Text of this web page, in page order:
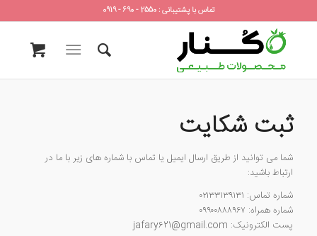
تماس با پشتیبانی : 2550 - 690 - 0919
ثبت شکایت
شما می توانید از طریق ارسال ایمیل یا تماس با شماره های زیر با ما در
ارتباط باشید:
شماره تماس: ۰۲۱۳۳۱۳۹۱۳۱
شماره همراه: ۰۹۹۰۰۸۸۸۹۶۷
پست الکترونیک: jafary621@gmail.com